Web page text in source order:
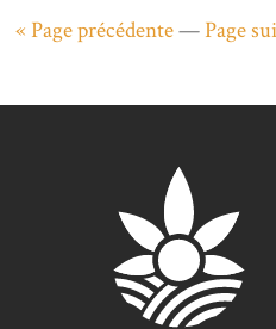
« Page précédente— Page